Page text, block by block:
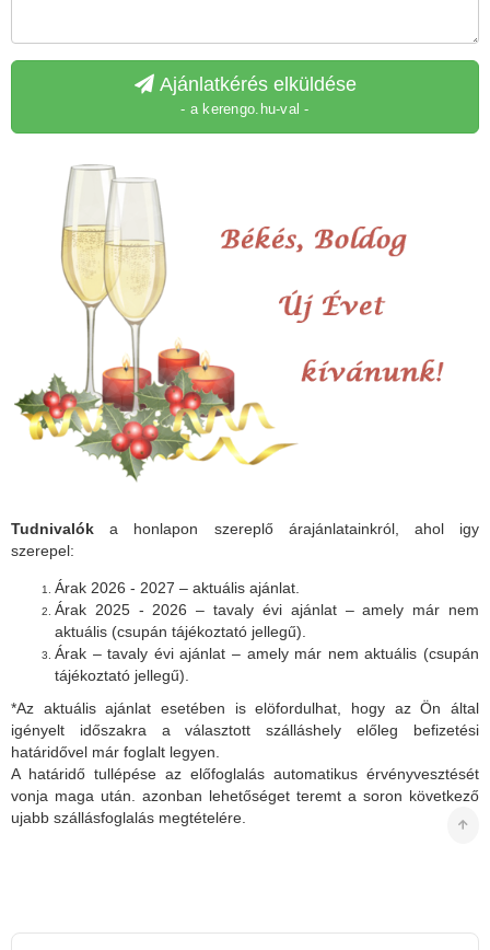
Ajánlatkérés elküldése
- a kerengo.hu-val -
Tudnivalók a honlapon szereplő árajánlatainkról, ahol igy
szerepel:
Árak 2026 - 2027 – aktuális ajánlat.
Árak 2025 - 2026 – tavaly évi ajánlat – amely már nem
aktuális (csupán tájékoztató jellegű).
Árak – tavaly évi ajánlat – amely már nem aktuális (csupán
tájékoztató jellegű).
*Az aktuális ajánlat esetében is elöfordulhat, hogy az Ön által
igényelt időszakra a választott szálláshely előleg befizetési
határidővel már foglalt legyen.
A határidő tullépése az előfoglalás automatikus érvényvesztését
vonja maga után. azonban lehetőséget teremt a soron következő
ujabb szállásfoglalás megtételére.